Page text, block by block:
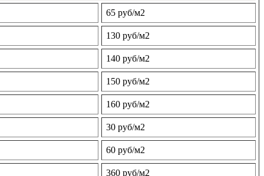
65 руб/м2
130 руб/м2
140 руб/м2
150 руб/м2
160 руб/м2
30 руб/м2
60 руб/м2
360 руб/м2